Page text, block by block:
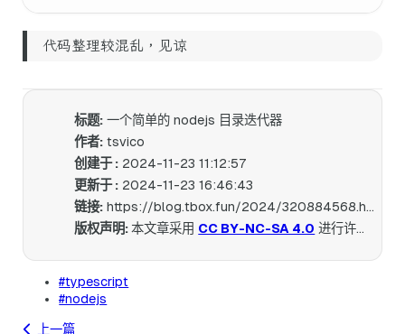
代码整理较混乱，见谅
标题: 一个简单的 nodejs 目录迭代器
作者: tsvico
创建于 : 2024-11-23 11:12:57
更新于 : 2024-11-23 16:46:43
链接: https://blog.tbox.fun/2024/320884568.html
版权声明:本文章采用 CC BY-NC-SA 4.0 进行许可。
#typescript
#nodejs
上一篇